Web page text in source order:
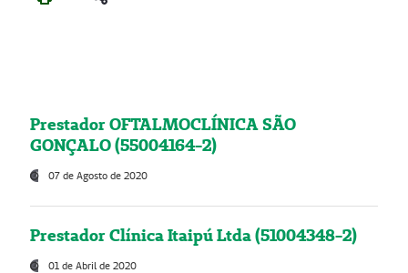
Prestador OFTALMOCLÍNICA SÃO
GONÇALO (55004164-2)
07 de Agosto de 2020
Prestador Clínica Itaipú Ltda (51004348-2)
01 de Abril de 2020